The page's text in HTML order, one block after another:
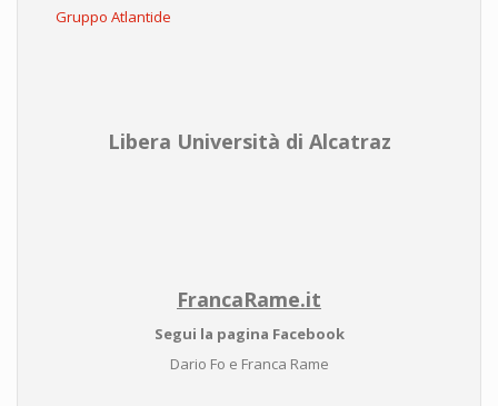
Gruppo Atlantide
Libera Università di Alcatraz
FrancaRame.it
Segui la pagina Facebook
Dario Fo e Franca Rame